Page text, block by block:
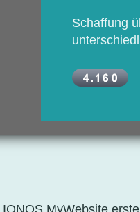
Schaffung